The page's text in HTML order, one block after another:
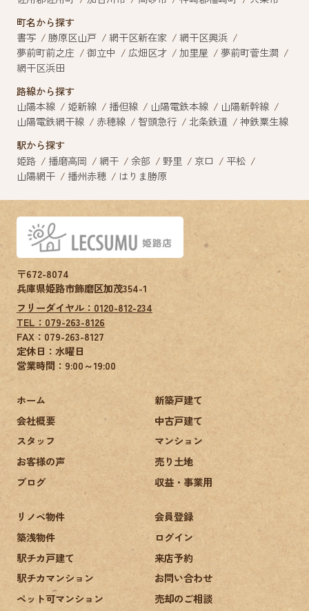
町名から探す
書写
勝原区山戸 網干区新在家
網干区興浜
夢前町前之庄
御立中 広畑区才 加里屋
夢前町菅生澗
網干区浜田
路線から探す
山陽本線
姫新線 播但線 山陽電鉄本線
山陽新幹線
山陽電鉄網干線
赤穂線 智頭急行 北条鉄道
神鉄粟生線
駅から探す
姫路
播磨高岡 網干 余部 野里 京口
平松
山陽網干
播州赤穂 はりま勝原
〒672-8074
兵庫県姫路市飾磨区加茂354-1
フリーダイヤル：0120-812-234
TEL：079-263-8126
FAX： 079-263-8127
定休日：水曜日
営業時間：9:00～19:00
ホーム
会社概要
スタッフ
お客様の声
ブログ
新築戸建て
中古戸建て
マンション
売り土地
収益・事業用
リノベ物件
築浅物件
駅チカ戸建て
駅チカマンション
ペット可マンション
会員登録
ログイン
来店予約
お問い合わせ
売却のご相談